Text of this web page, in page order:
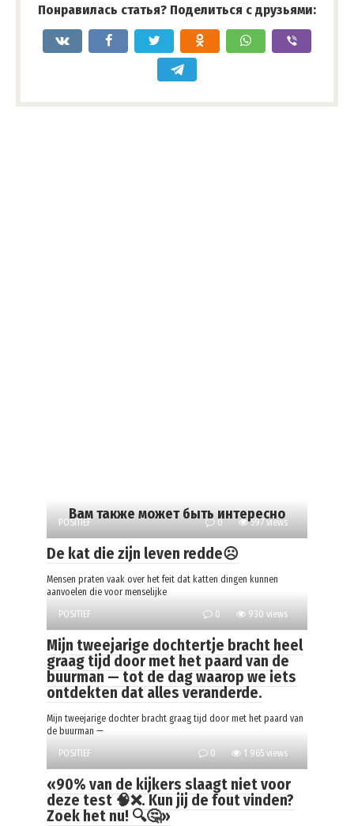
Понравилась статья? Поделиться с друзьями:
Вам также может быть интересно
POSITIEF 0 597 views
De kat die zijn leven redde☹️
Mensen praten vaak over het feit dat katten dingen kunnen
aanvoelen die voor menselijke
POSITIEF
0 930 views
Mijn tweejarige dochtertje bracht heel
graag tijd door met het paard van de
buurman — tot de dag waarop we iets
ontdekten dat alles veranderde.
Mijn tweejarige dochter bracht graag tijd door met het paard van
de buurman —
POSITIEF
0 1 965 views
«90% van de kijkers slaagt niet voor
deze test 🧠❌. Kun jij de fout vinden?
Zoek het nu! 🔍🤔»